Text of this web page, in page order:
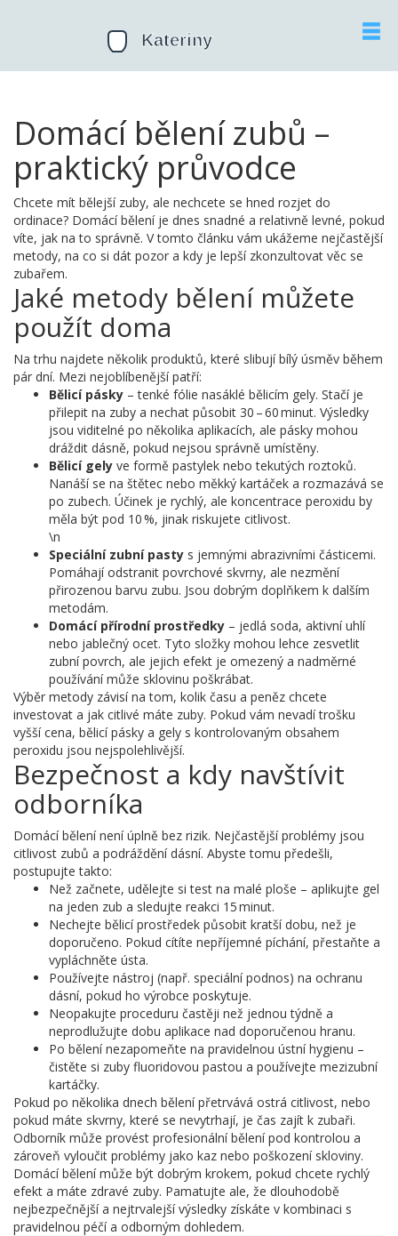
Domácí bělení zubů –
praktický průvodce
Chcete mít bělejší zuby, ale nechcete se hned rozjet do
ordinace? Domácí bělení je dnes snadné a relativně levné, pokud
víte, jak na to správně. V tomto článku vám ukážeme nejčastější
metody, na co si dát pozor a kdy je lepší zkonzultovat věc se
zubařem.
Jaké metody bělení můžete
použít doma
Na trhu najdete několik produktů, které slibují bílý úsměv během
pár dní. Mezi nejoblíbenější patří:
Bělicí pásky – tenké fólie nasáklé bělicím gely. Stačí je
přilepit na zuby a nechat působit 30 – 60 minut. Výsledky
jsou viditelné po několika aplikacích, ale pásky mohou
dráždit dásně, pokud nejsou správně umístěny.
Bělicí gely ve formě pastylek nebo tekutých roztoků.
Nanáší se na štětec nebo měkký kartáček a rozmazává se
po zubech. Účinek je rychlý, ale koncentrace peroxidu by
měla být pod 10 %, jinak riskujete citlivost.
\n
Speciální zubní pasty s jemnými abrazivními částicemi.
Pomáhají odstranit povrchové skvrny, ale nezmění
přirozenou barvu zubu. Jsou dobrým doplňkem k dalším
metodám.
Domácí přírodní prostředky – jedlá soda, aktivní uhlí
nebo jablečný ocet. Tyto složky mohou lehce zesvetlit
zubní povrch, ale jejich efekt je omezený a nadměrné
používání může sklovinu poškrábat.
Výběr metody závisí na tom, kolik času a peněz chcete
investovat a jak citlivé máte zuby. Pokud vám nevadí trošku
vyšší cena, bělicí pásky a gely s kontrolovaným obsahem
peroxidu jsou nejspolehlivější.
Bezpečnost a kdy navštívit
odborníka
Domácí bělení není úplně bez rizik. Nejčastější problémy jsou
citlivost zubů a podráždění dásní. Abyste tomu předešli,
postupujte takto:
Než začnete, udělejte si test na malé ploše – aplikujte gel
na jeden zub a sledujte reakci 15 minut.
Nechejte bělicí prostředek působit kratší dobu, než je
doporučeno. Pokud cítíte nepříjemné píchání, přestaňte a
vypláchněte ústa.
Používejte nástroj (např. speciální podnos) na ochranu
dásní, pokud ho výrobce poskytuje.
Neopakujte proceduru častěji než jednou týdně a
neprodlužujte dobu aplikace nad doporučenou hranu.
Po bělení nezapomeňte na pravidelnou ústní hygienu –
čistěte si zuby fluoridovou pastou a používejte mezizubní
kartáčky.
Pokud po několika dnech bělení přetrvává ostrá citlivost, nebo
pokud máte skvrny, které se nevytrhají, je čas zajít k zubaři.
Odborník může provést profesionální bělení pod kontrolou a
zároveň vyloučit problémy jako kaz nebo poškození skloviny.
Domácí bělení může být dobrým krokem, pokud chcete rychlý
efekt a máte zdravé zuby. Pamatujte ale, že dlouhodobě
nejbezpečnější a nejtrvalejší výsledky získáte v kombinaci s
pravidelnou péčí a odborným dohledem.